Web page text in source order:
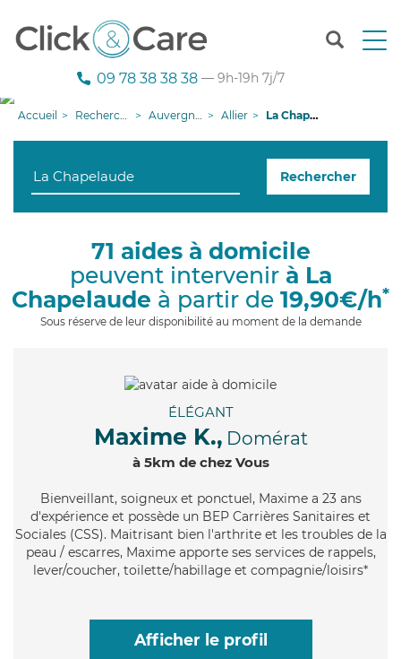
T
n
g
n
09 78 38 38 38 — 9h-19h 7j/7
Accueil Recherche aide à domicile Auvergne-Rhône-Alpes Allier La Chapelaude
Rechercher
71 aides à domicile
peuvent intervenir à La
Chapelaude à partir de 19,90€/h*
Sous réserve de leur disponibilité au moment de la demande
ÉLÉGANT
Maxime K., Domérat
à 5km de chez Vous
Bienveillant, soigneux et ponctuel, Maxime a 23 ans
d'expérience et possède un BEP Carrières Sanitaires et
Sociales (CSS). Maitrisant bien l'arthrite et les troubles de la
peau / escarres, Maxime apporte ses services de rappels,
lever/coucher, toilette/habillage et compagnie/loisirs*
Afficher le profil